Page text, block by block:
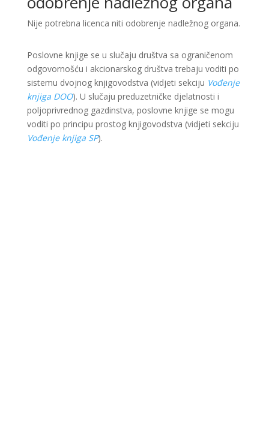
Nije potrebna licenca niti odobrenje nadležnog organa.
Poslovne knjige se u slučaju društva sa ograničenom
odgovornošću i akcionarskog društva trebaju voditi po
sistemu dvojnog knjigovodstva (vidjeti sekciju Vođenje
knjiga DOO). U slučaju preduzetničke djelatnosti i
poljoprivrednog gazdinstva, poslovne knjige se mogu
voditi po principu prostog knjigovodstva (vidjeti sekciju
Vođenje knjiga SP).